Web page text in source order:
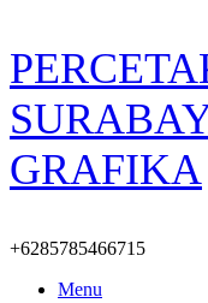
Skip
to
content
GRAFIKA
+6285785466715
Menu